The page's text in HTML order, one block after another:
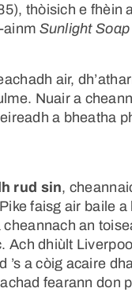
thòisich e
ainm Sunlight Soap
air,
Nuair a
a bheatha
rud sin,
faisg air baile
an
Ach dhiùlt
’s a còig acaire
fearann don